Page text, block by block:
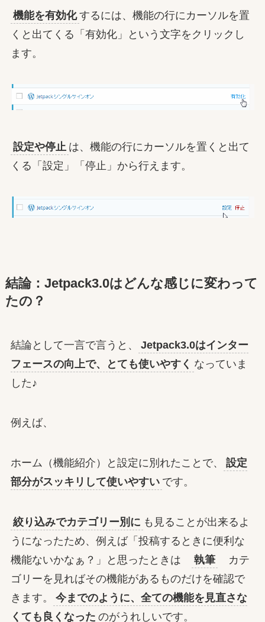
機能を有効化 するには、機能の行にカーソルを置
くと出てくる「有効化」という文字をクリックし
ます。
設定や停止 は、機能の行にカーソルを置くと出て
くる「設定」「停止」から行えます。
結論：Jetpack3.0はどんな感じに変わって
たの？
結論として一言で言うと、
Jetpack3.0はインター
フェースの向上で、とても使いやすく なっていま
した♪
例えば、
ホーム（機能紹介）と設定に別れたことで、
設定
部分がスッキリして使いやすい です。
絞り込みでカテゴリー別に も見ることが出来るよ
うになったため、例えば「投稿するときに便利な
機能ないかなぁ？」と思ったときは
執筆
カテ
ゴリーを見ればその機能があるものだけを確認で
きます。
今までのように、全ての機能を見直さな
くても良くなった のがうれしいです。